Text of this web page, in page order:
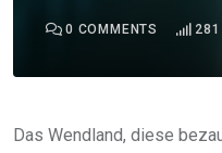
0 COMMENTS 281
Das Wendland, diese